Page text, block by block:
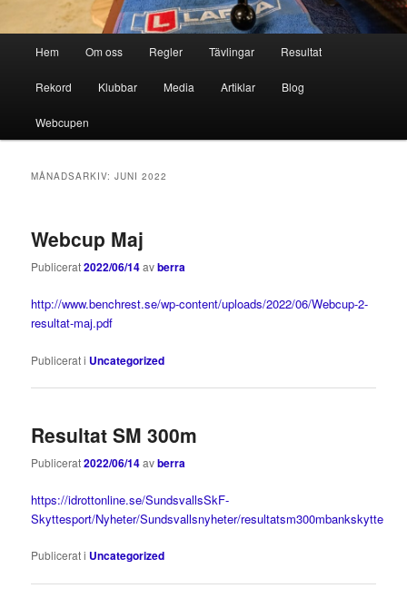
Hoppa
till
primärt
innehåll
Hoppa
till
sekundärt
innehåll
Hem Om oss Regler Tävlingar Resultat
Rekord Klubbar Media Artiklar Blog
Webcupen
MÅNADSARKIV:JUNI 2022
Webcup Maj
Publicerat2022/06/14avberra
http://www.benchrest.se/wp-content/uploads/2022/06/Webcup-2-
resultat-maj.pdf
Publicerat i Uncategorized
Resultat SM 300m
Publicerat2022/06/14avberra
https://idrottonline.se/SundsvallsSkF-
Skyttesport/Nyheter/Sundsvallsnyheter/resultatsm300mbankskytte
Publicerat i Uncategorized